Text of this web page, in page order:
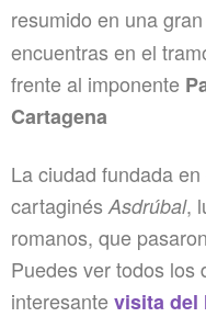
resumido en una gran
encuentras en el
frente al imponente
Cartagena
La ciudad fundada
cartaginés Asdrúbal,
romanos, que
Puedes ver todos los
interesantevisita del